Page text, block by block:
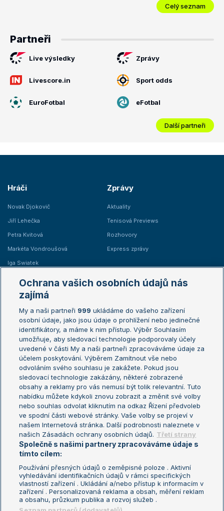
Celý seznam
Partneři
Live výsledky Zprávy
Livescore.in Sport odds
EuroFotbal eFotbal
Další partneři
Hráči
Novak Djokovič
Jiří Lehečka
Petra Kvitová
Markéta Vondroušová
Iga Swiatek
Zprávy
Aktuality
Tenisová Previews
Rozhovory
Express zprávy
Žebříčky
Žebříček ATP (muži)
Žebříček WTA (ženy)
Sázkařský žebříček
Australian Open
French Open
Wimbledon
US Open
Turnaj mistrů
Turnaj mistryň
Aktualní trendy
Fotbalové přestupy
Livesport Daily
LS Prague Open
Podmínky užití
Nastavení soukromí
GDPR a žurnalistika
Reklama
Kontakt
Informace o zpracování osobních
Ochrana vašich osobních údajů nás
zajímá
My a naši partneři 999 ukládáme do vašeho zařízení
osobní údaje, jako jsou údaje o prohlížení nebo jedinečné
identifikátory, a máme k nim přístup. Výběr Souhlasím
umožňuje, aby sledovací technologie podporovaly účely
uvedené v části My a naši partneři zpracováváme údaje za
účelem poskytování. Výběrem Zamítnout vše nebo
odvoláním svého souhlasu je zakážete. Pokud jsou
sledovací technologie zakázány, některé zobrazené
obsahy a reklamy pro vás nemusí být tolik relevantní. Tuto
nabídku můžete kdykoli znovu zobrazit a změnit své volby
nebo souhlas odvolat kliknutím na odkaz Řízení předvoleb
ve spodní části webové stránky. Vaše volby se projeví v
našem Internetová stránka. Další podrobnosti naleznete v
našich Zásadách ochrany osobních údajů. Třetí strany
Společně s našimi partnery zpracováváme údaje s
tímto cílem:
Používání přesných údajů o zeměpisné poloze . Aktivní
vyhledávání identifikačních údajů v rámci specifických
vlastností zařízení . Ukládání a/nebo přístup k informacím v
zařízení . Personalizovaná reklama a obsah, měření reklam
a obsahu, průzkum publika a rozvoj služeb .